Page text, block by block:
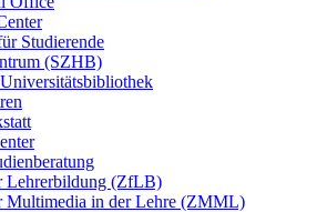
Studierende
(SZHB)
Lehrerbildung (ZfLB)
Multimedia in der Lehre (ZMML)